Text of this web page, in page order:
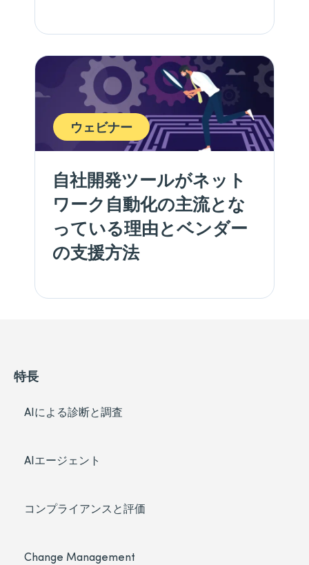
ウェビナー
自社開発ツールがネット
ワーク自動化の主流とな
っている理由とベンダー
の支援方法
特長
AIによる診断と調査
AIエージェント
コンプライアンスと評価
Change Management